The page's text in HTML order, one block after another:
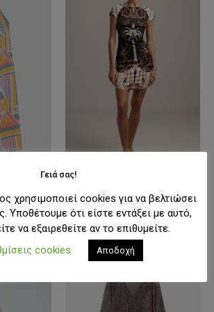
ΓΥΝΑΊΚΑ
98,00€ Original
price
was:
98,00€.
49,00€ Η
τρέχουσα
τιμή
είναι:
Γειά σας!
χρησιμοποιεί cookies για να βελτιώσει
Υποθέτουμε ότι είστε εντάξει με αυτό,
να εξαιρεθείτε αν το επιθυμείτε.
cookies
Αποδοχή